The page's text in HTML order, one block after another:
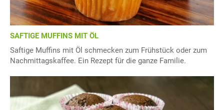
SAFTIGE MUFFINS MIT ÖL
Saftige Muffins mit Öl schmecken zum Frühstück oder zum
Nachmittagskaffee. Ein Rezept für die ganze Familie.